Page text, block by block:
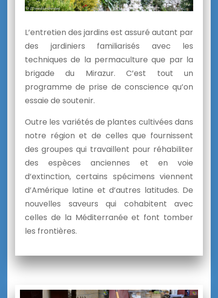
L’entretien des jardins est assuré autant par
des jardiniers familiarisés avec les
techniques de la permaculture que par la
brigade du Mirazur. C’est tout un
programme de prise de conscience qu’on
essaie de soutenir.
Outre les variétés de plantes cultivées dans
notre région et de celles que fournissent
des groupes qui travaillent pour réhabiliter
des espèces anciennes et en voie
d’extinction, certains spécimens viennent
d’Amérique latine et d’autres latitudes. De
nouvelles saveurs qui cohabitent avec
celles de la Méditerranée et font tomber
les frontières.